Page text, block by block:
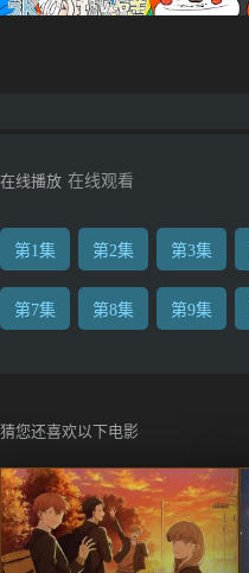
在线播放 在线观看
第1集 第2集 第3集
第7集 第8集 第9集
猜您还喜欢以下电影